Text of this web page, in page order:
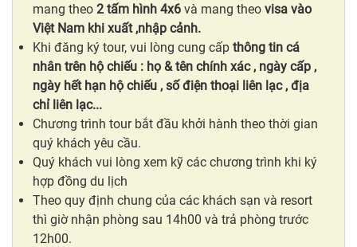
mang theo 2 tấm hình 4x6 và mang theo visa vào
Việt Nam khi xuất ,nhập cảnh.
Khi đăng ký tour, vui lòng cung cấp thông tin cá
nhân trên hộ chiếu : họ & tên chính xác , ngày cấp ,
ngày hết hạn hộ chiếu , số điện thoại liên lạc , địa
chỉ liên lạc...
Chương trình tour bắt đầu khởi hành theo thời gian
quý khách yêu cầu.
Quý khách vui lòng xem kỹ các chương trình khi ký
hợp đồng du lịch
Theo quy định chung của các khách sạn và resort
thì giờ nhận phòng sau 14h00 và trả phòng trước
12h00.